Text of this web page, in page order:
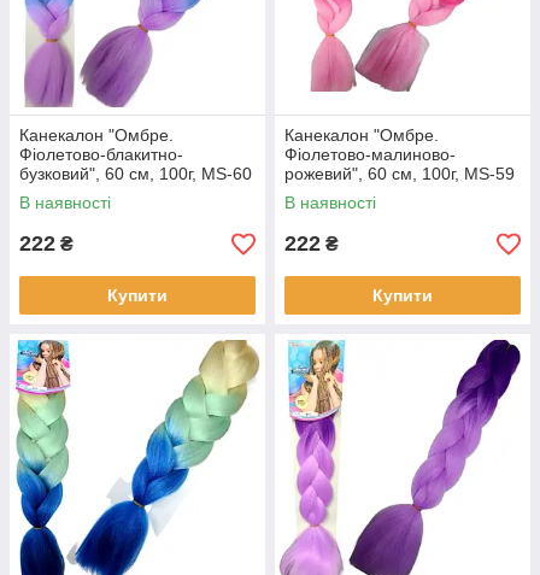
Канекалон "Омбре.
Фіолетово-блакитно-
бузковий", 60 см, 100г, MS-60
В наявності
222 ₴
Купити
Канекалон "Омбре.
Фіолетово-малиново-
рожевий", 60 см, 100г, MS-59
В наявності
222 ₴
Купити